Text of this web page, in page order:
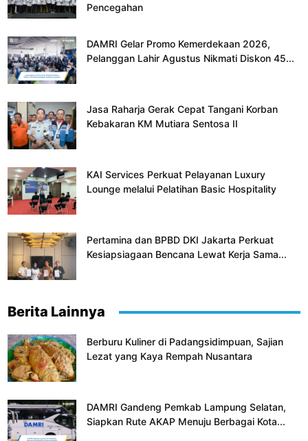
Pencegahan
DAMRI Gelar Promo Kemerdekaan 2026,
Pelanggan Lahir Agustus Nikmati Diskon 45...
Jasa Raharja Gerak Cepat Tangani Korban
Kebakaran KM Mutiara Sentosa II
KAI Services Perkuat Pelayanan Luxury
Lounge melalui Pelatihan Basic Hospitality
Pertamina dan BPBD DKI Jakarta Perkuat
Kesiapsiagaan Bencana Lewat Kerja Sama...
Berita Lainnya
Berburu Kuliner di Padangsidimpuan, Sajian
Lezat yang Kaya Rempah Nusantara
DAMRI Gandeng Pemkab Lampung Selatan,
Siapkan Rute AKAP Menuju Berbagai Kota...